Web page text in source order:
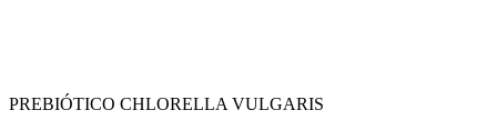
PREBIÓTICO CHLORELLA VULGARIS